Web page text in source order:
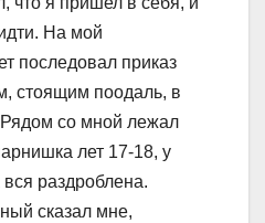
На мой
последовал приказ
стоящим поодаль, в
Рядом со мной лежал
лет 17-18, у
раздроблена.
сказал мне,